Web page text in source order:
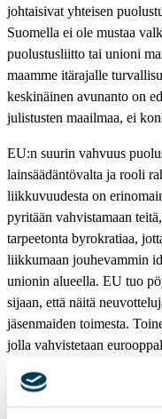
johtaisivat yhteisen
Suomella ei ole mustaa
puolustusliitto tai unioni
maamme itärajalle
keskinäinen avunanto on
julistusten maailmaa, ei
EU:n suurin vahvuus
lainsäädäntövalta ja rooli
liikkuvuudesta on
pyritään vahvistamaan
tarpeetonta byrokratiaa,
liikkumaan jouhevammin
unionin alueella. EU tuo
sijaan, että näitä
jäsenmaiden toimesta.
jolla vahvistetaan
suorituskykyjen
varojen käyttöä. Näitä
teknologioiden, radio- ja